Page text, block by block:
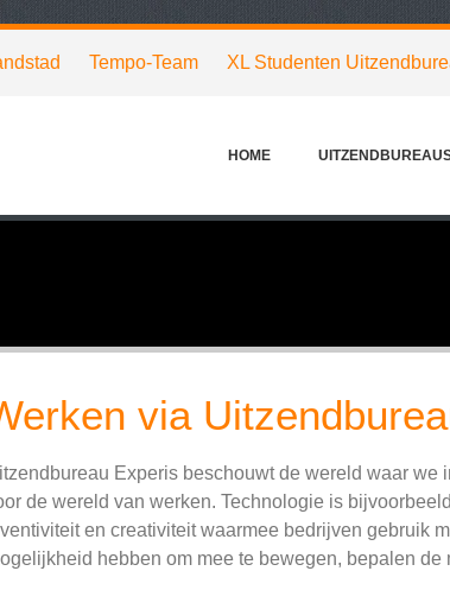
Tempo-Team XL Studenten
HOME
via
Experis beschouwt de wereld waar
de wereld van werken. Technologie is
en creativiteit waarmee bedrijven gebruik
hebben om mee te bewegen, bepalen de